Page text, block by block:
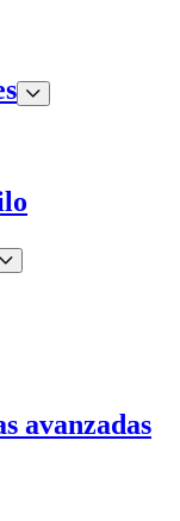
avanzadas